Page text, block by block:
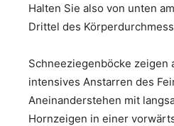
Halten Sie also von unten
Drittel des
Schneeziegenböcke zeigen
intensives Anstarren des
Aneinanderstehen mit
Hornzeigen in einer